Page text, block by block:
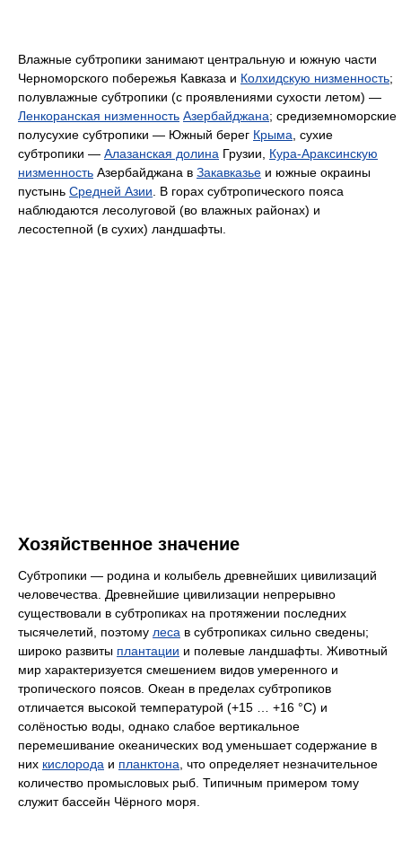
Влажные субтропики занимают центральную и южную части
Черноморского побережья Кавказа и Колхидскую низменность;
полувлажные субтропики (с проявлениями сухости летом) —
Ленкоранская низменность Азербайджана; средиземноморские
полусухие субтропики — Южный берег Крыма , сухие
субтропики — Алазанская долина Грузии, Кура-Араксинскую
низменность Азербайджана в Закавказье и южные окраины
пустынь Средней Азии . В горах субтропического пояса
наблюдаются лесолуговой (во влажных районах) и
лесостепной (в сухих) ландшафты.
Хозяйственное значение
Субтропики — родина и колыбель древнейших цивилизаций
человечества. Древнейшие цивилизации непрерывно
существовали в субтропиках на протяжении последних
тысячелетий, поэтому леса в субтропиках сильно сведены;
широко развиты плантации и полевые ландшафты. Животный
мир характеризуется смешением видов умеренного и
тропического поясов. Океан в пределах субтропиков
отличается высокой температурой (+15 … +16 °C) и
солёностью воды, однако слабое вертикальное
перемешивание океанических вод уменьшает содержание в
них кислорода и планктона , что определяет незначительное
количество промысловых рыб. Типичным примером тому
служит бассейн Чёрного моря.